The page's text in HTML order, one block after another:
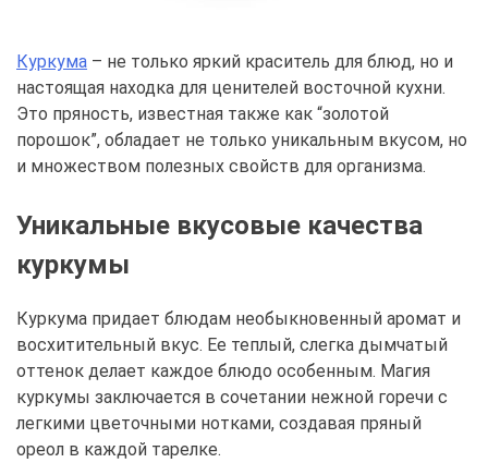
Куркума – не только яркий краситель для блюд, но и
настоящая находка для ценителей восточной кухни.
Это пряность, известная также как “золотой
порошок”, обладает не только уникальным вкусом, но
и множеством полезных свойств для организма.
Уникальные вкусовые качества
куркумы
Куркума придает блюдам необыкновенный аромат и
восхитительный вкус. Ее теплый, слегка дымчатый
оттенок делает каждое блюдо особенным. Магия
куркумы заключается в сочетании нежной горечи с
легкими цветочными нотками, создавая пряный
ореол в каждой тарелке.